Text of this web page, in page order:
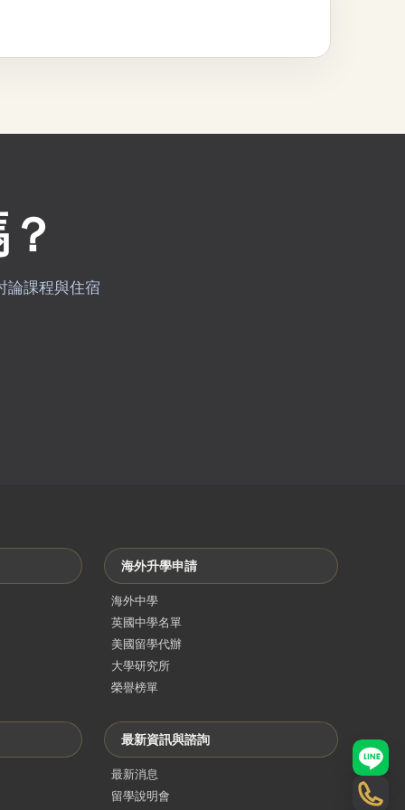
論課程與住宿
海外升學申請
海外中學
英國中學名單
美國留學代辦
大學研究所
榮譽榜單
最新資訊與諮詢
最新消息
留學說明會
LINE
電話